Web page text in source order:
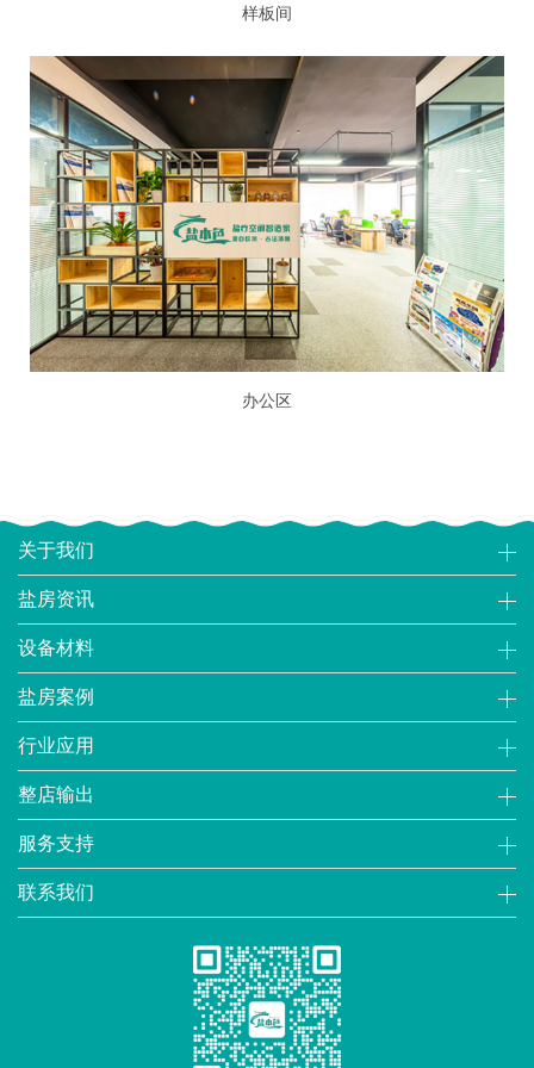
样板间
办公区
关于我们
盐房资讯
设备材料
盐房案例
行业应用
整店输出
服务支持
联系我们